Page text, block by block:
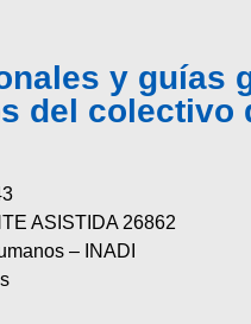
y guías
del colectivo
ASISTIDA 26862
– INADI